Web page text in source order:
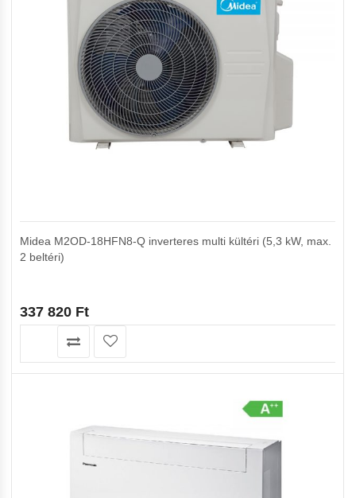
Midea M2OD-18HFN8-Q inverteres multi kültéri (5,3 kW, max.
2 beltéri)
337 820 Ft